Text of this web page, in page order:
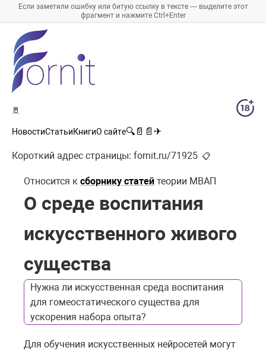
Если заметили ошибку или битую ссылку в тексте — выделите этот
фрагмент и нажмите Ctrl+Enter
🚪
НовостиСтатьиКнигиО сайте🔍 📄 📄 ✈
Короткий адрес страницы: fornit.ru/71925 📋
Относится к сборнику статей теории МВАП
О среде воспитания
искусственного живого
существа
Нужна ли искусственная среда воспитания
для гомеостатического существа для
ускорения набора опыта?
Для обучения искусственных нейросетей могут